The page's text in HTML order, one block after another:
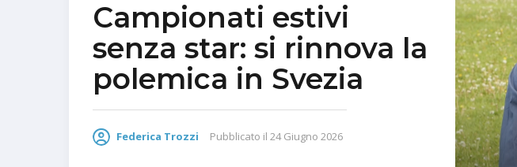
Campionati estivi
senza star: si rinnova la
polemica in Svezia
Federica Trozzi Pubblicato il 24 Giugno 2026